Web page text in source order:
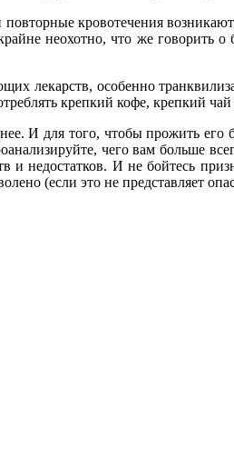
кровотечения
неохотно, что же говорить о
лекарств, особенно
крепкий кофе, крепкий
И для того, чтобы прожить
чего вам больше
недостатков. И не бойтесь
(если это не представляет